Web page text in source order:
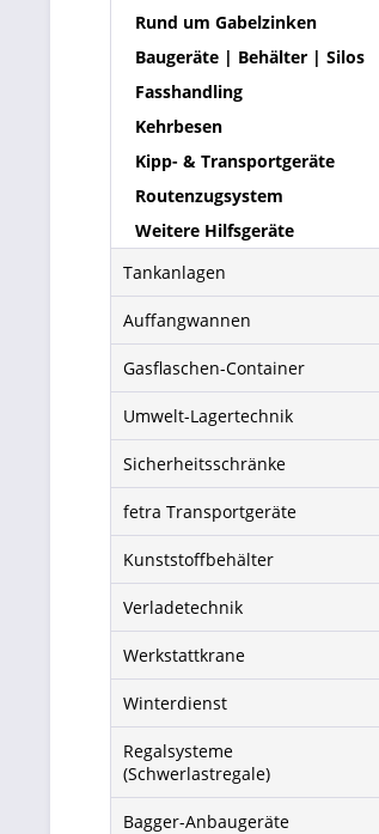
Rund um Gabelzinken
Baugeräte | Behälter | Silos
Fasshandling
Kehrbesen
Kipp- & Transportgeräte
Routenzugsystem
Weitere Hilfsgeräte
Tankanlagen
Auffangwannen
Gasflaschen-Container
Umwelt-Lagertechnik
Sicherheitsschränke
fetra Transportgeräte
Kunststoffbehälter
Verladetechnik
Werkstattkrane
Winterdienst
Regalsysteme
(Schwerlastregale)
Bagger-Anbaugeräte